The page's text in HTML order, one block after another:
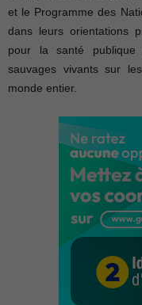
et le Programme des
dans leurs orientations
pour la santé
sauvages vivants sur
monde entier.